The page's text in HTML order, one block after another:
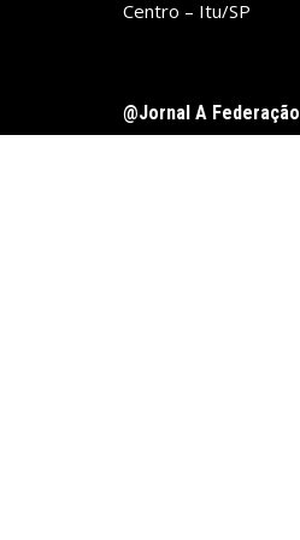
Centro – Itu/SP
@Jornal A Federação